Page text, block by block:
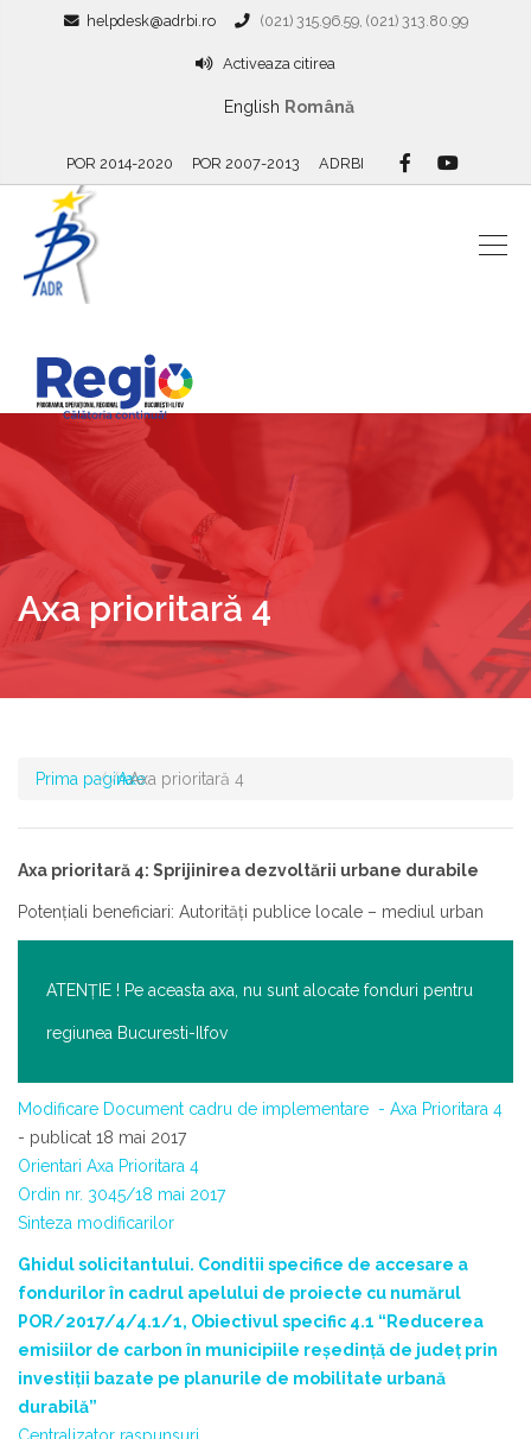
helpdesk@adrbi.ro (021) 315.96.59, (021) 313.80.99
Activeaza citirea
English Română
POR 2014-2020 POR 2007-2013 ADRBI
Axa prioritară 4
Prima paginaAxeAxa prioritară 4
Axa prioritară 4: Sprijinirea dezvoltării urbane durabile
Potenţiali beneficiari: Autorități publice locale – mediul urban
ATENŢIE ! Pe aceasta axa, nu sunt alocate fonduri pentru
regiunea Bucuresti-Ilfov
Modificare Document cadru de implementare - Axa Prioritara 4
- publicat 18 mai 2017
Orientari Axa Prioritara 4
Ordin nr. 3045/18 mai 2017
Sinteza modificarilor
Ghidul solicitantului. Conditii specifice de accesare a
fondurilor în cadrul apelului de proiecte cu numărul
POR/2017/4/4.1/1, Obiectivul specific 4.1 “Reducerea
emisiilor de carbon în municipiile reședință de județ prin
investiții bazate pe planurile de mobilitate urbană
durabilă”